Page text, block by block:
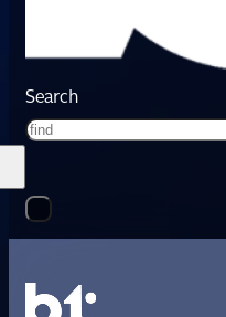
Search